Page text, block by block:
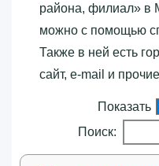
района, филиал»‎ в
можно с помощью
Также в ней есть
сайт, e-mail и
Показать
Поиск: